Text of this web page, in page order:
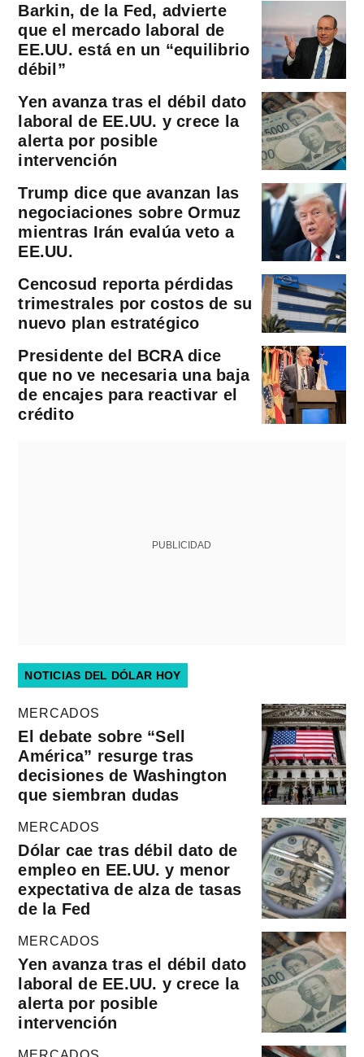
Barkin, de la Fed, advierte
que el mercado laboral de
EE.UU. está en un “equilibrio
débil”
Yen avanza tras el débil dato
laboral de EE.UU. y crece la
alerta por posible
intervención
Trump dice que avanzan las
negociaciones sobre Ormuz
mientras Irán evalúa veto a
EE.UU.
Cencosud reporta pérdidas
trimestrales por costos de su
nuevo plan estratégico
Presidente del BCRA dice
que no ve necesaria una baja
de encajes para reactivar el
crédito
PUBLICIDAD
NOTICIAS DEL DÓLAR HOY
MERCADOS
El debate sobre “Sell
América” resurge tras
decisiones de Washington
que siembran dudas
MERCADOS
Dólar cae tras débil dato de
empleo en EE.UU. y menor
expectativa de alza de tasas
de la Fed
MERCADOS
Yen avanza tras el débil dato
laboral de EE.UU. y crece la
alerta por posible
intervención